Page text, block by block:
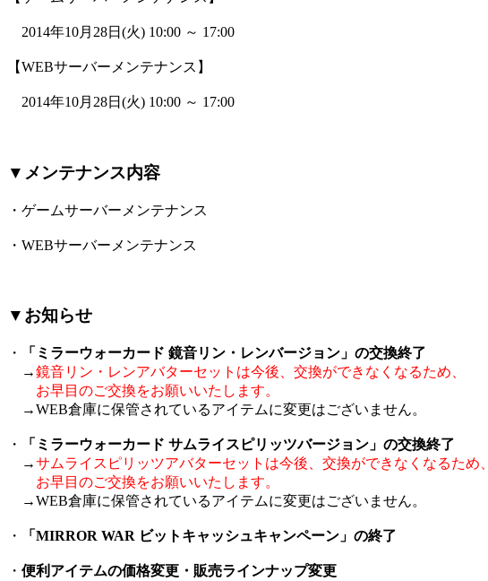
2014年10月28日(火) 10:00 ～ 17:00
【WEBサーバーメンテナンス】
2014年10月28日(火) 10:00 ～ 17:00
▼メンテナンス内容
・ゲームサーバーメンテナンス
・WEBサーバーメンテナンス
▼お知らせ
・
「ミラーウォーカード 鏡音リン・レンバージョン」の交換終了
→鏡音リン・レンアバターセットは今後、交換ができなくなるため、
お早目のご交換をお願いいたします。
→WEB倉庫に保管されているアイテムに変更はございません。
・
「ミラーウォーカード サムライスピリッツバージョン」の交換終了
→サムライスピリッツアバターセットは今後、交換ができなくなるため、
お早目のご交換をお願いいたします。
→WEB倉庫に保管されているアイテムに変更はございません。
・ 「MIRROR WAR ビットキャッシュキャンペーン」の終了
・ 便利アイテムの価格変更・販売ラインナップ変更